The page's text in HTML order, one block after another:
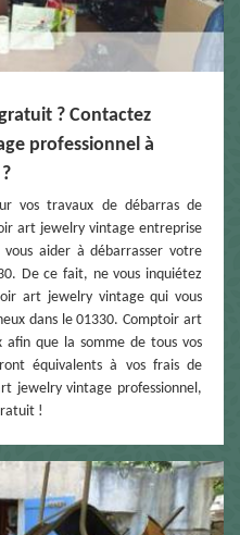
? Contactez
professionnel à
vos travaux de débarras de
art jewelry vintage entreprise
aider à débarrasser votre
De ce fait, ne vous inquiétez
art jewelry vintage qui vous
dans le 01330. Comptoir art
que la somme de tous vos
équivalents à vos frais de
jewelry vintage professionnel,
!